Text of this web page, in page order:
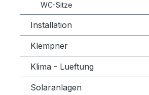
WC-Sitze
Installation
Klempner
Klima - Lueftung
Solaranlagen